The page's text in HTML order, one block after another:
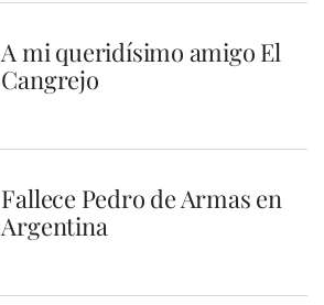
A mi queridísimo amigo El
Cangrejo
Fallece Pedro de Armas en
Argentina